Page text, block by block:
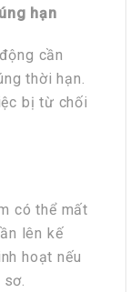
hạn
cần
thời hạn.
bị từ chối
có thể mất
lên kế
hoạt nếu